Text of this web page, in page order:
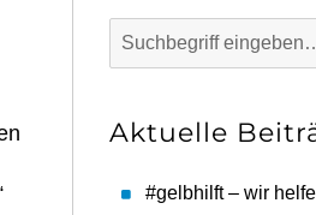
nach:
Aktuelle
#gelbhilft – wir